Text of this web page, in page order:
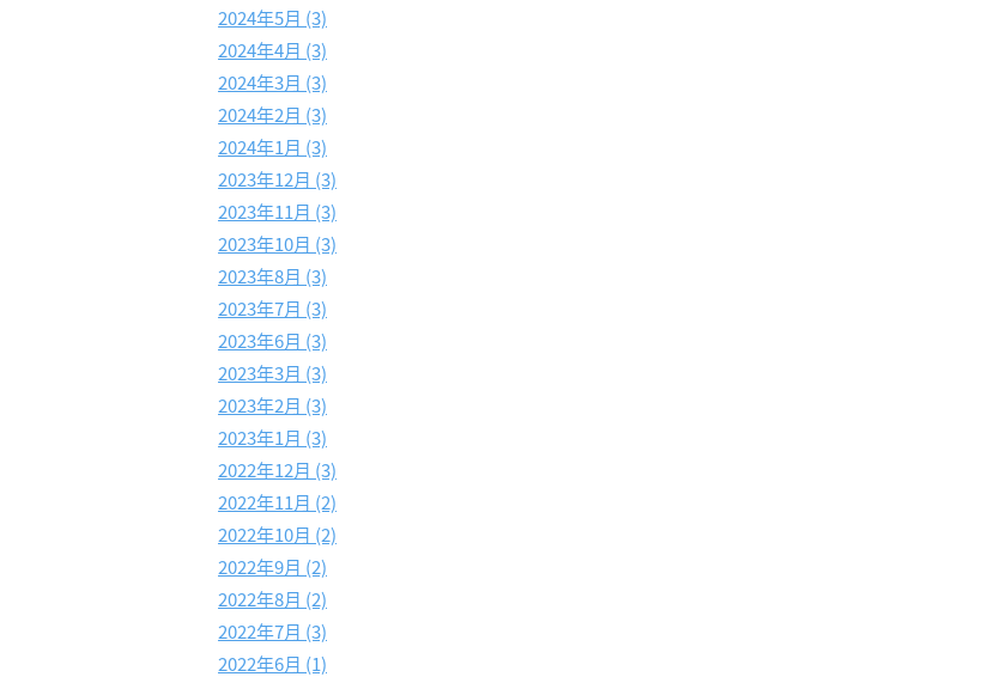
2024年5月 (3)
2024年4月 (3)
2024年3月 (3)
2024年2月 (3)
2024年1月 (3)
2023年12月 (3)
2023年11月 (3)
2023年10月 (3)
2023年8月 (3)
2023年7月 (3)
2023年6月 (3)
2023年3月 (3)
2023年2月 (3)
2023年1月 (3)
2022年12月 (3)
2022年11月 (2)
2022年10月 (2)
2022年9月 (2)
2022年8月 (2)
2022年7月 (3)
2022年6月 (1)